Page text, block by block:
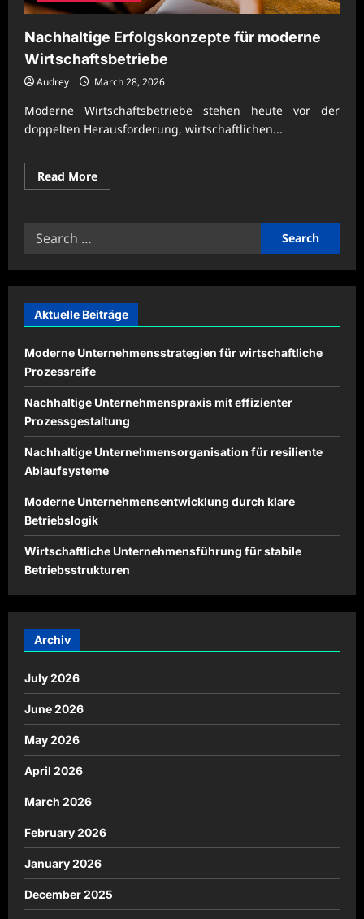
Nachhaltige Erfolgskonzepte für moderne
Wirtschaftsbetriebe
Audrey March 28, 2026
Moderne Wirtschaftsbetriebe stehen heute vor der
doppelten Herausforderung, wirtschaftlichen...
Read MoreRead
more
Search
Aktuelle Beiträge
Moderne Unternehmensstrategien für wirtschaftliche
Prozessreife
Nachhaltige Unternehmenspraxis mit effizienter
Prozessgestaltung
Nachhaltige Unternehmensorganisation für resiliente
Ablaufsysteme
Moderne Unternehmensentwicklung durch klare
Betriebslogik
Wirtschaftliche Unternehmensführung für stabile
Betriebsstrukturen
Archiv
July 2026
June 2026
May 2026
April 2026
March 2026
February 2026
January 2026
December 2025